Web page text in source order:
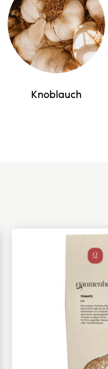
Knoblauch